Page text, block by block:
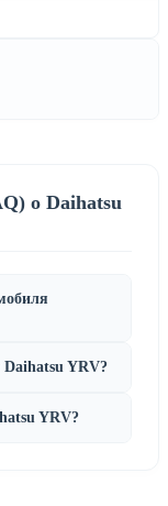
о Daihatsu
YRV?
YRV?